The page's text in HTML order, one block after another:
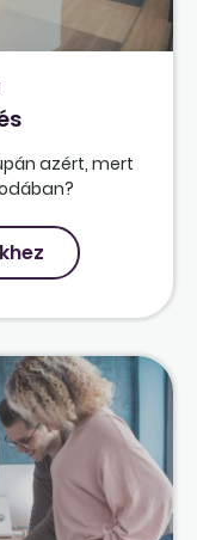
azért, mert